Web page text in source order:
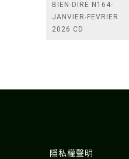
BIEN-DIRE N164-
JANVIER-FEVRIER
2026 CD
隱私權聲明